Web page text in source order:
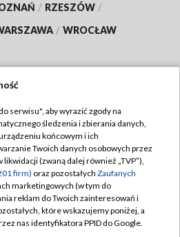
/ RZESZÓW /
/ WROCŁAW
TVP
TVP
prywatności
Moje zgody
Pomoc
serwisu", aby wyrazić zgody na
śledzenia i zbierania danych,
końcowym i ich
Twoich danych osobowych przez
likwidacji (zwaną dalej również „TVP”),
firm) oraz pozostałych Zaufanych
marketingowych (w tym do
reklam do Twoich zainteresowań i
które wskazujemy poniżej, a
nas identyfikatora PPID do Google.